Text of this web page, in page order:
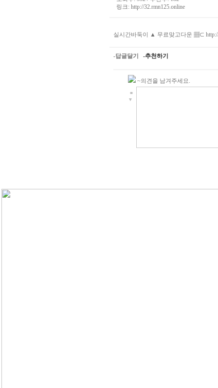
링크: http://32.rmn125.online
실시간바둑이 ▲ 무료맞고다운 ▦⊂
-답글달기 -추천하기
~의견을 남겨주세요.
■
▼